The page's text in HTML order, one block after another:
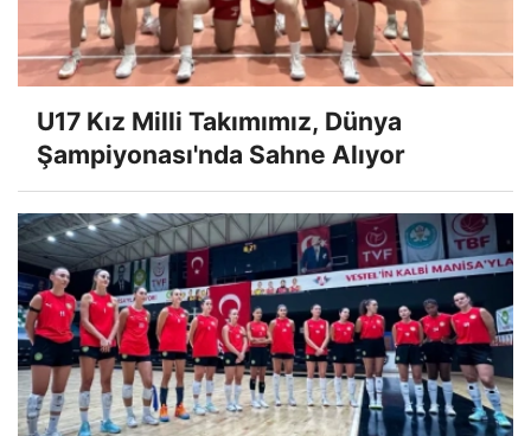
U17 Kız Milli Takımımız, Dünya
Şampiyonası'nda Sahne Alıyor